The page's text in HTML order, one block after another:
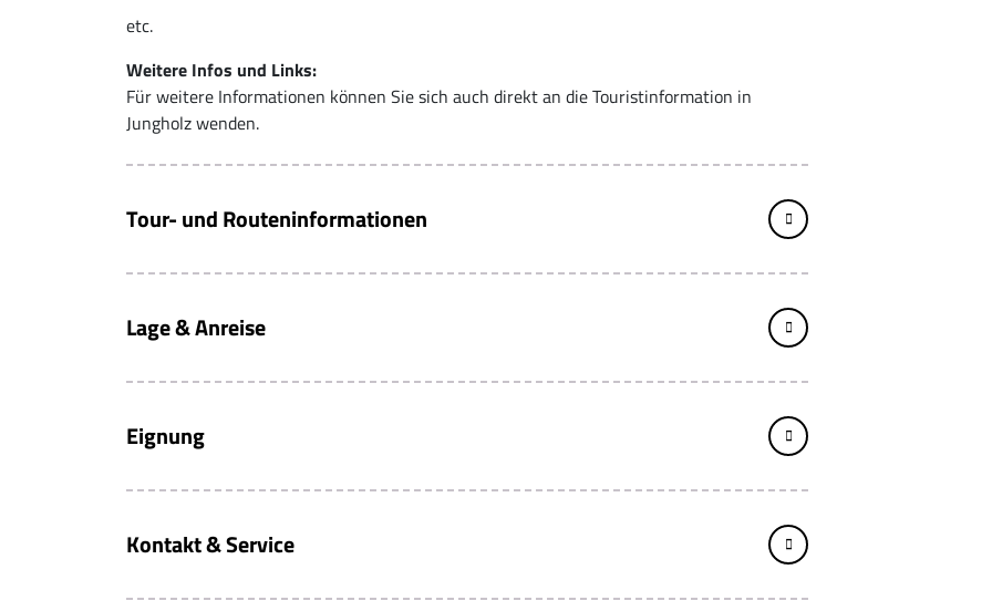
etc.
Weitere Infos und Links:
Für weitere Informationen können Sie sich auch direkt an die Touristinformation in
Jungholz wenden.
Tour- und Routeninformationen
Lage & Anreise
Eignung
Kontakt & Service